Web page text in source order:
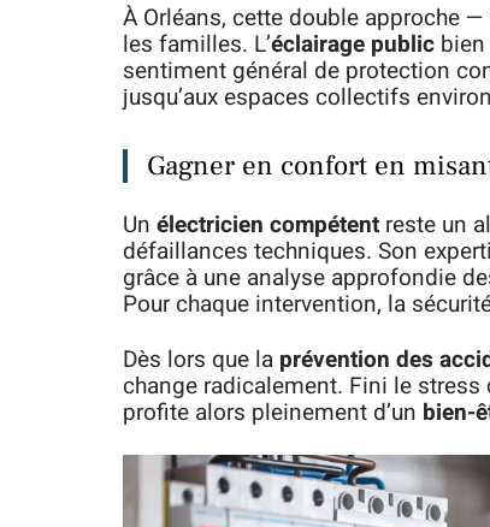
À Orléans, cette double approche
les familles. L’éclairage public
sentiment général de protection
jusqu’aux espaces collectifs
Gagner en confort en
Un électricien compétent reste un
défaillances techniques. Son
grâce à une analyse approfondie
Pour chaque intervention, la
Dès lors que la prévention des
change radicalement. Fini le stress
profite alors pleinement d’un bien-